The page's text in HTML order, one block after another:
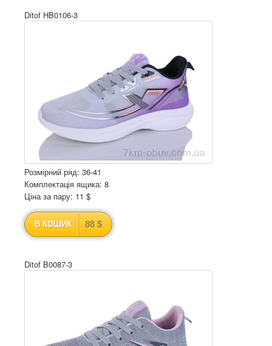
Ditof HB0106-3
Розмірний ряд: 36-41
Комплектація ящика: 8
Ціна за пару: 11 $
В КОШИК 88 $
Ditof B0087-3